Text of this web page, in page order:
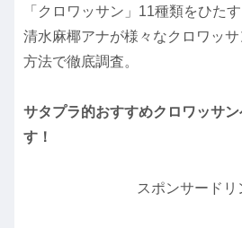
「クロワッサン」11種類をひた
清水麻椰アナが様々なクロワッ
方法で徹底調査。
サタプラ的おすすめクロワッサ
す！
スポンサードリ